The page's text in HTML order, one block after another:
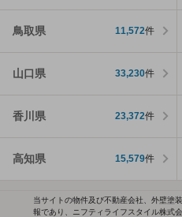
鳥取県 11,572件
山口県 33,230件
香川県 23,372件
高知県 15,579件
当サイトの物件及び不動産会社、外壁塗
報であり、ニフティライフスタイル株式